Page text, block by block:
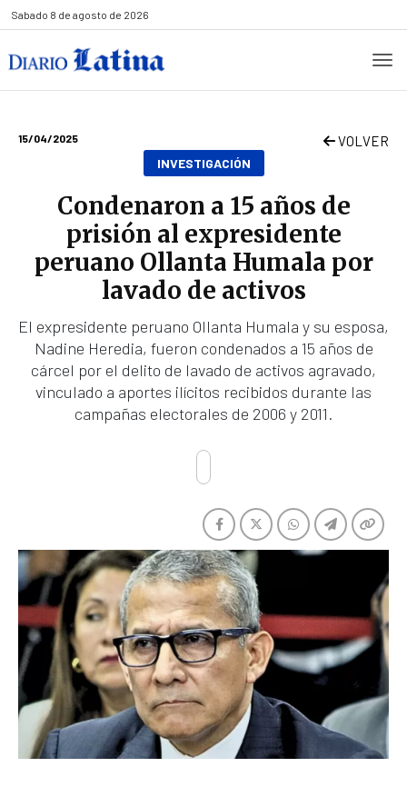
Sabado 8 de agosto de 2026
15/04/2025 VOLVER
INVESTIGACIÓN
Condenaron a 15 años de
prisión al expresidente
peruano Ollanta Humala por
lavado de activos
El expresidente peruano Ollanta Humala y su esposa,
Nadine Heredia, fueron condenados a 15 años de
cárcel por el delito de lavado de activos agravado,
vinculado a aportes ilícitos recibidos durante las
campañas electorales de 2006 y 2011.